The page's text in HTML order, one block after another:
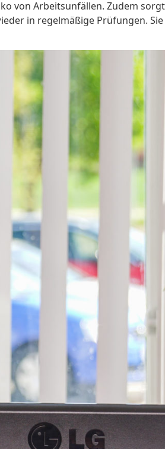
von Arbeitsunfällen. Zudem
in regelmäßige Prüfungen. Sie